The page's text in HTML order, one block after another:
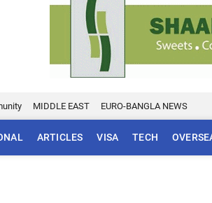
MIDDLE EAST EURO-BANGLA NEWS
ARTICLES VISA TECH